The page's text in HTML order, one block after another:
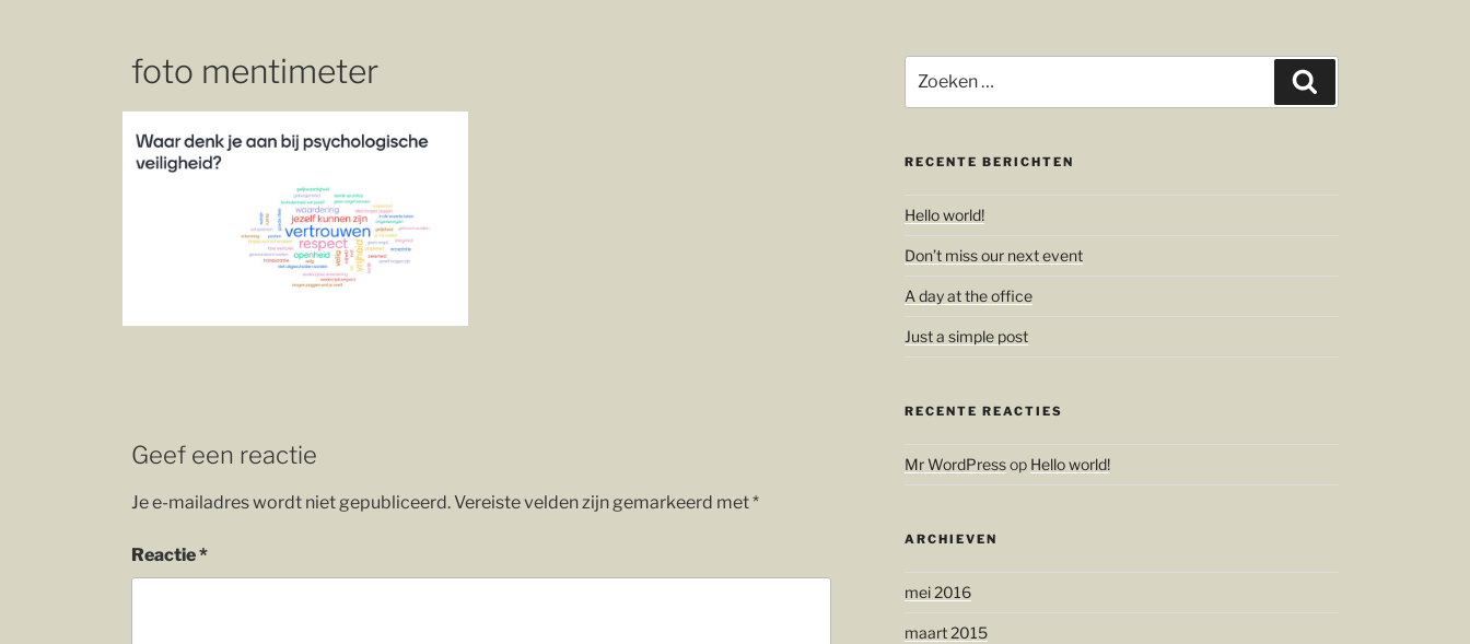
foto mentimeter
Geef een reactie
Je e-mailadres wordt niet gepubliceerd.Vereiste velden zijn gemarkeerd met*
Reactie*
naar:
RECENTE BERICHTEN
Hello world!
Don’t miss our next event
A day at the office
Just a simple post
RECENTE REACTIES
Mr WordPressop Hello world!
ARCHIEVEN
mei 2016
maart 2015